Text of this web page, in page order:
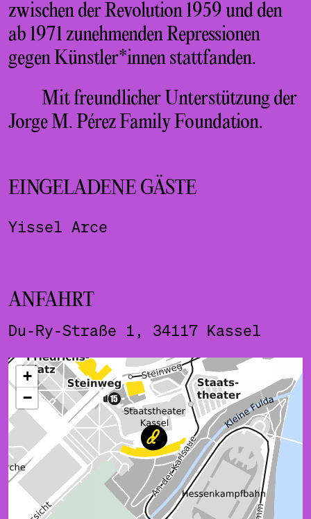
zwischen der Revolution 1959 und den
ab 1971 zunehmenden Repressionen
gegen Künstler*innen stattfanden.
Mit freundlicher Unterstützung der
Jorge M. Pérez Family Foundation.
EINGELADENE GÄSTE
Yissel Arce
ANFAHRT
Du-Ry-Straße 1, 34117 Kassel
ˇ